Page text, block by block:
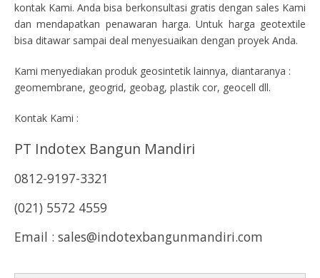
kontak Kami. Anda bisa berkonsultasi gratis dengan sales Kami
dan mendapatkan penawaran harga. Untuk harga geotextile
bisa ditawar sampai deal menyesuaikan dengan proyek Anda.
Kami menyediakan produk geosintetik lainnya, diantaranya :
geomembrane, geogrid, geobag, plastik cor, geocell dll.
Kontak Kami :
PT Indotex Bangun Mandiri
0812-9197-3321
(021) 5572 4559
Email : sales@indotexbangunmandiri.com